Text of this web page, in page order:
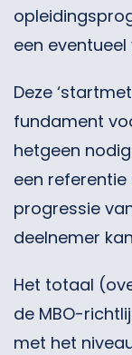
een eventueel
Deze
fundament
hetgeen
een
progressie
deelnemer
Het totaal
de MBO-
met het